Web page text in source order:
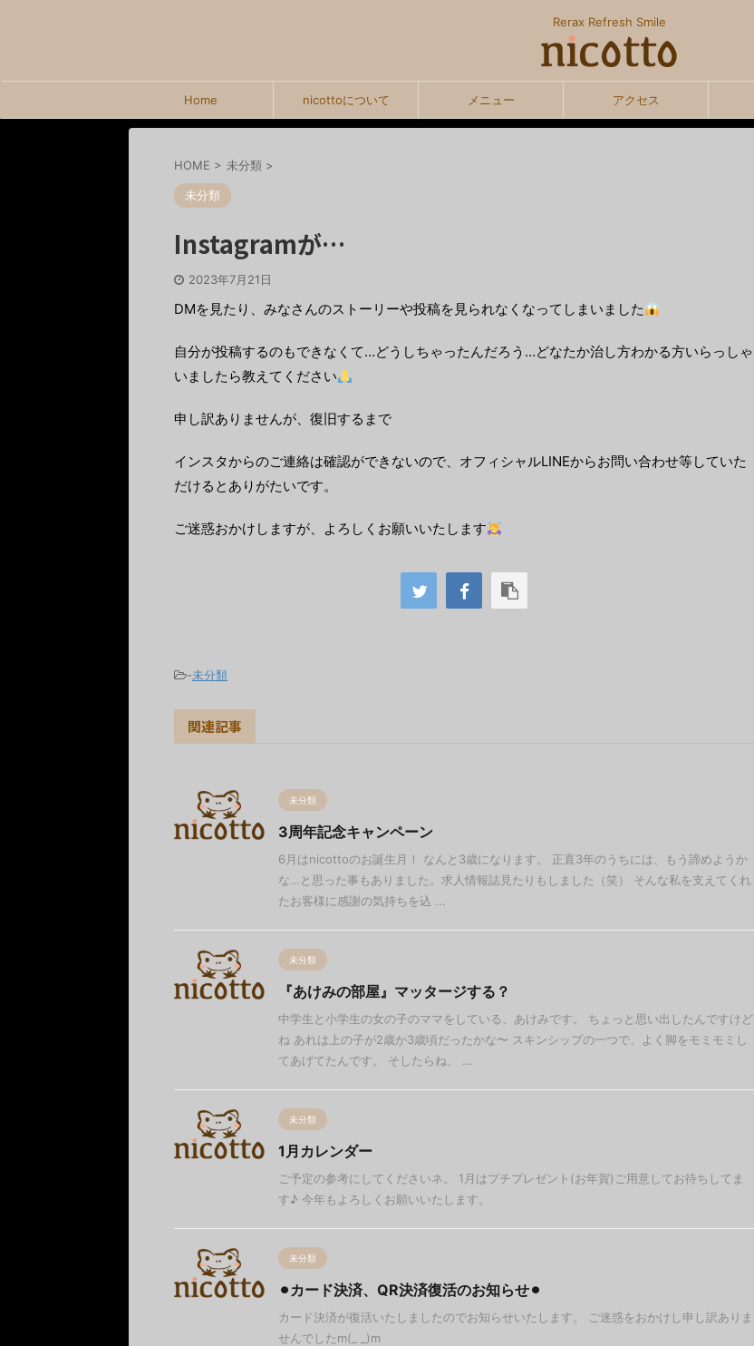
Rerax Refresh Smile
Home nicottoについて メニュー アクセス
HOME > 未分類 >
未分類
Instagramが…
2023年7月21日
DMを見たり、みなさんのストーリーや投稿を見られなくなってしまいました
自分が投稿するのもできなくて…どうしちゃったんだろう…どなたか治し方わかる方いらっしゃ
いましたら教えてください
申し訳ありませんが、復旧するまで
インスタからのご連絡は確認ができないので、オフィシャルLINEからお問い合わせ等していた
だけるとありがたいです。
ご迷惑おかけしますが、よろしくお願いいたします
-未分類
関連記事
未分類
3周年記念キャンペーン
6月はnicottoのお誕生月！ なんと3歳になります。 正直3年のうちには、もう諦めようか
な…と思った事もありました。求人情報誌見たりもしました（笑） そんな私を支えてくれ
たお客様に感謝の気持ちを込 ...
未分類
『あけみの部屋』マッタージする？
中学生と小学生の女の子のママをしている、あけみです。 ちょっと思い出したんですけど
ね あれは上の子が2歳か3歳頃だったかな〜 スキンシップの一つで、よく脚をモミモミし
てあげてたんです。 そしたらね、 ...
未分類
1月カレンダー
ご予定の参考にしてくださいネ。 1月はプチプレゼント(お年賀)ご用意してお待ちしてま
す♪ 今年もよろしくお願いいたします。
未分類
⚫︎カード決済、QR決済復活のお知らせ⚫︎
カード決済が復活いたしましたのでお知らせいたします。 ご迷惑をおかけし申し訳ありま
せんでしたm(_ _)m